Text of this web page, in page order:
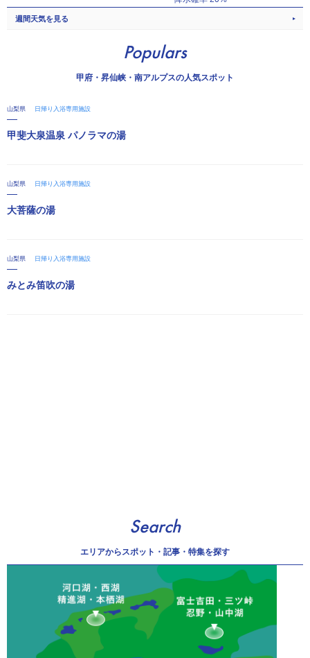
週間天気を見る
Populars
甲府・昇仙峡・南アルプスの人気スポット
山梨県 日帰り入浴専用施設
甲斐大泉温泉 パノラマの湯
山梨県 日帰り入浴専用施設
大菩薩の湯
山梨県 日帰り入浴専用施設
みとみ笛吹の湯
Search
エリアからスポット・記事・特集を探す